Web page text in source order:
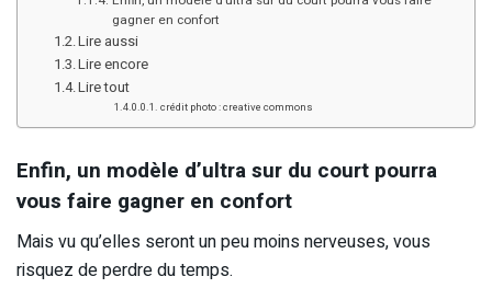
gagner en confort
Lire aussi
Lire encore
Lire tout
crédit photo : creative commons
Enfin, un modèle d’ultra sur du court pourra
vous faire gagner en confort
Mais vu qu’elles seront un peu moins nerveuses, vous
risquez de perdre du temps.